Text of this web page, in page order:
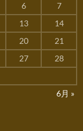
6
7
13
14
20
21
27
28
6月 »